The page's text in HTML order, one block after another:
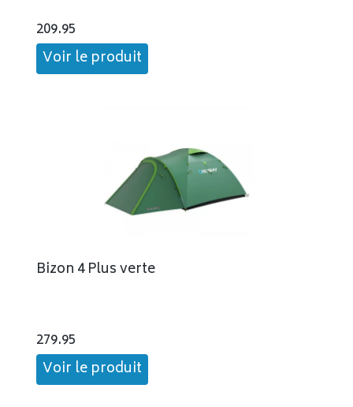
209.95
Voir le produit
Bizon 4 Plus verte
279.95
Voir le produit